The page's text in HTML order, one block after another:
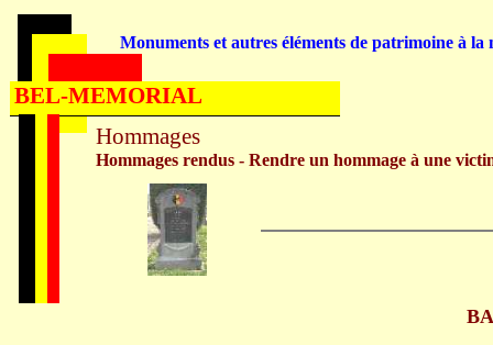
Hommages
Hommages rendus - Rendre un hommage à une
Monuments et autres éléments de patrimoine à la
BEL-MEMORIAL